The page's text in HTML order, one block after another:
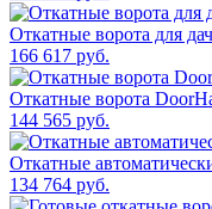
Откатные ворота для
166 617 руб.
Откатные ворота
144 565 руб.
Откатные
134 764 руб.